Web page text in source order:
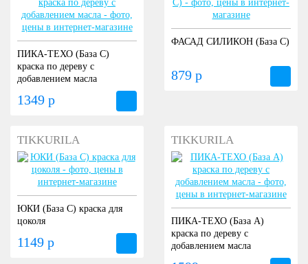
ПИКА-ТЕХО (База С)
краска по дереву с
добавлением масла
1349 р
ФАСАД СИЛИКОН (База С)
879 р
TIKKURILA
ЮКИ (База С) краска для
цоколя
1149 р
TIKKURILA
ПИКА-ТЕХО (База А)
краска по дереву с
добавлением масла